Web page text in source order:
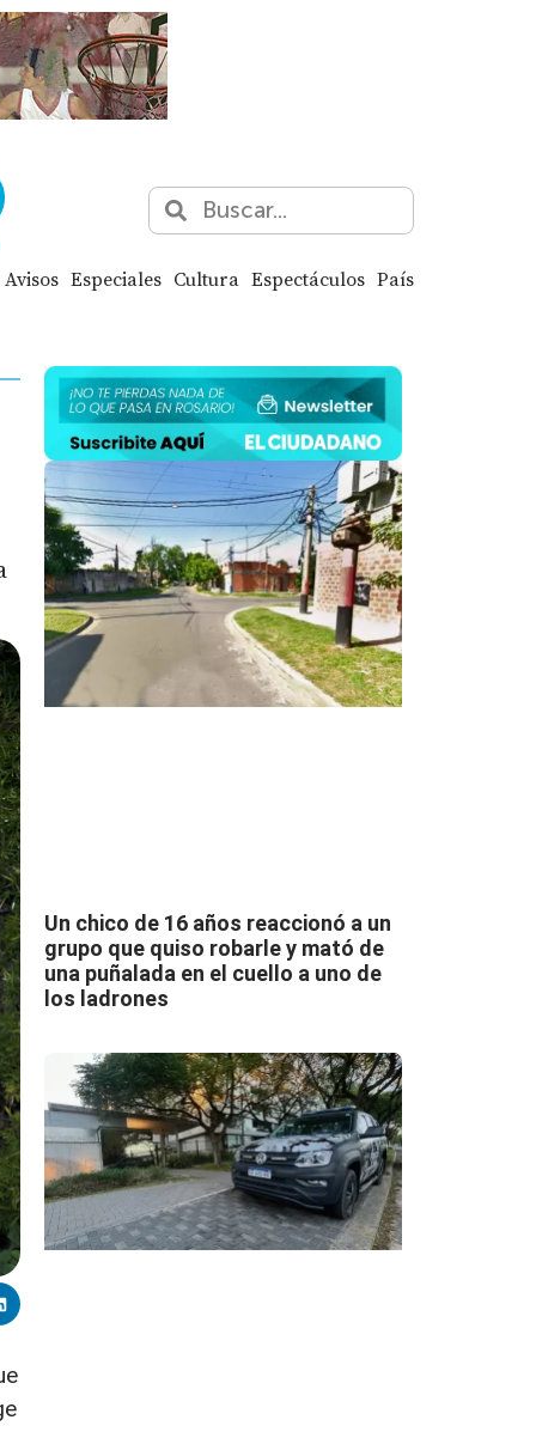
Avisos Especiales Cultura Espectáculos País
Un chico de 16 años reaccionó a un
grupo que quiso robarle y mató de
una puñalada en el cuello a uno de
los ladrones